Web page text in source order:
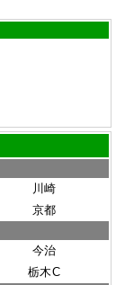
川崎
京都
今治
栃木C